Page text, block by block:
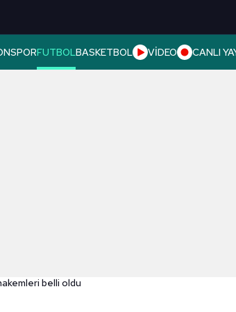
FUTBOLBASKETBOL VİDEO CANLI
belli oldu